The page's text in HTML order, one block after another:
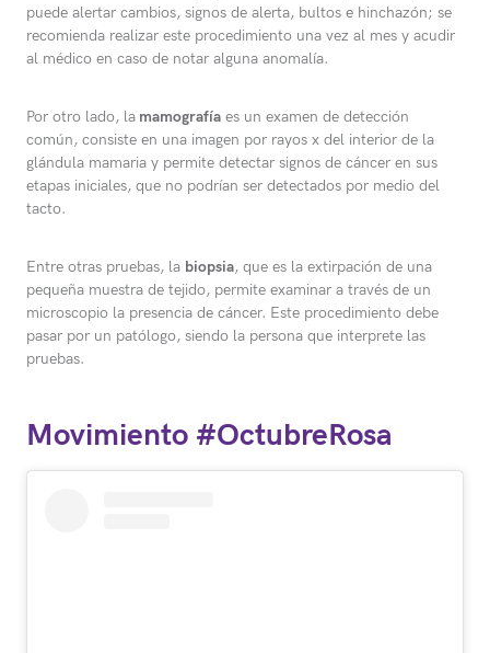
puede alertar cambios, signos de alerta, bultos e hinchazón; se
recomienda realizar este procedimiento una vez al mes y acudir
al médico en caso de notar alguna anomalía.
Por otro lado, la mamografía es un examen de detección
común, consiste en una imagen por rayos x del interior de la
glándula mamaria y permite detectar signos de cáncer en sus
etapas iniciales, que no podrían ser detectados por medio del
tacto.
Entre otras pruebas, la biopsia, que es la extirpación de una
pequeña muestra de tejido, permite examinar a través de un
microscopio la presencia de cáncer. Este procedimiento debe
pasar por un patólogo, siendo la persona que interprete las
pruebas.
Movimiento #OctubreRosa